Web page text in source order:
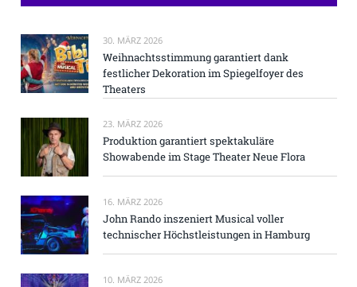
30. MÄRZ 2026
Weihnachtsstimmung garantiert dank
festlicher Dekoration im Spiegelfoyer des
Theaters
23. MÄRZ 2026
Produktion garantiert spektakuläre
Showabende im Stage Theater Neue Flora
16. MÄRZ 2026
John Rando inszeniert Musical voller
technischer Höchstleistungen in Hamburg
10. MÄRZ 2026